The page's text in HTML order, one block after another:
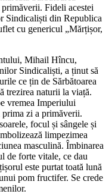
Fideli acestei
Sindicaliști din Republica
cu genericul „Mărțișor,
Mihail Hîncu,
Sindicaliști, a ținut să
ce țin de Sărbătoarea
trezirea naturii la viață.
vremea Imperiului
zi a primăverii.
focul și sângele și
limpezimea
masculină. Îmbina­rea
de forte vitale, ce dau
este purtat toată lună
pom fructifer. Se crede